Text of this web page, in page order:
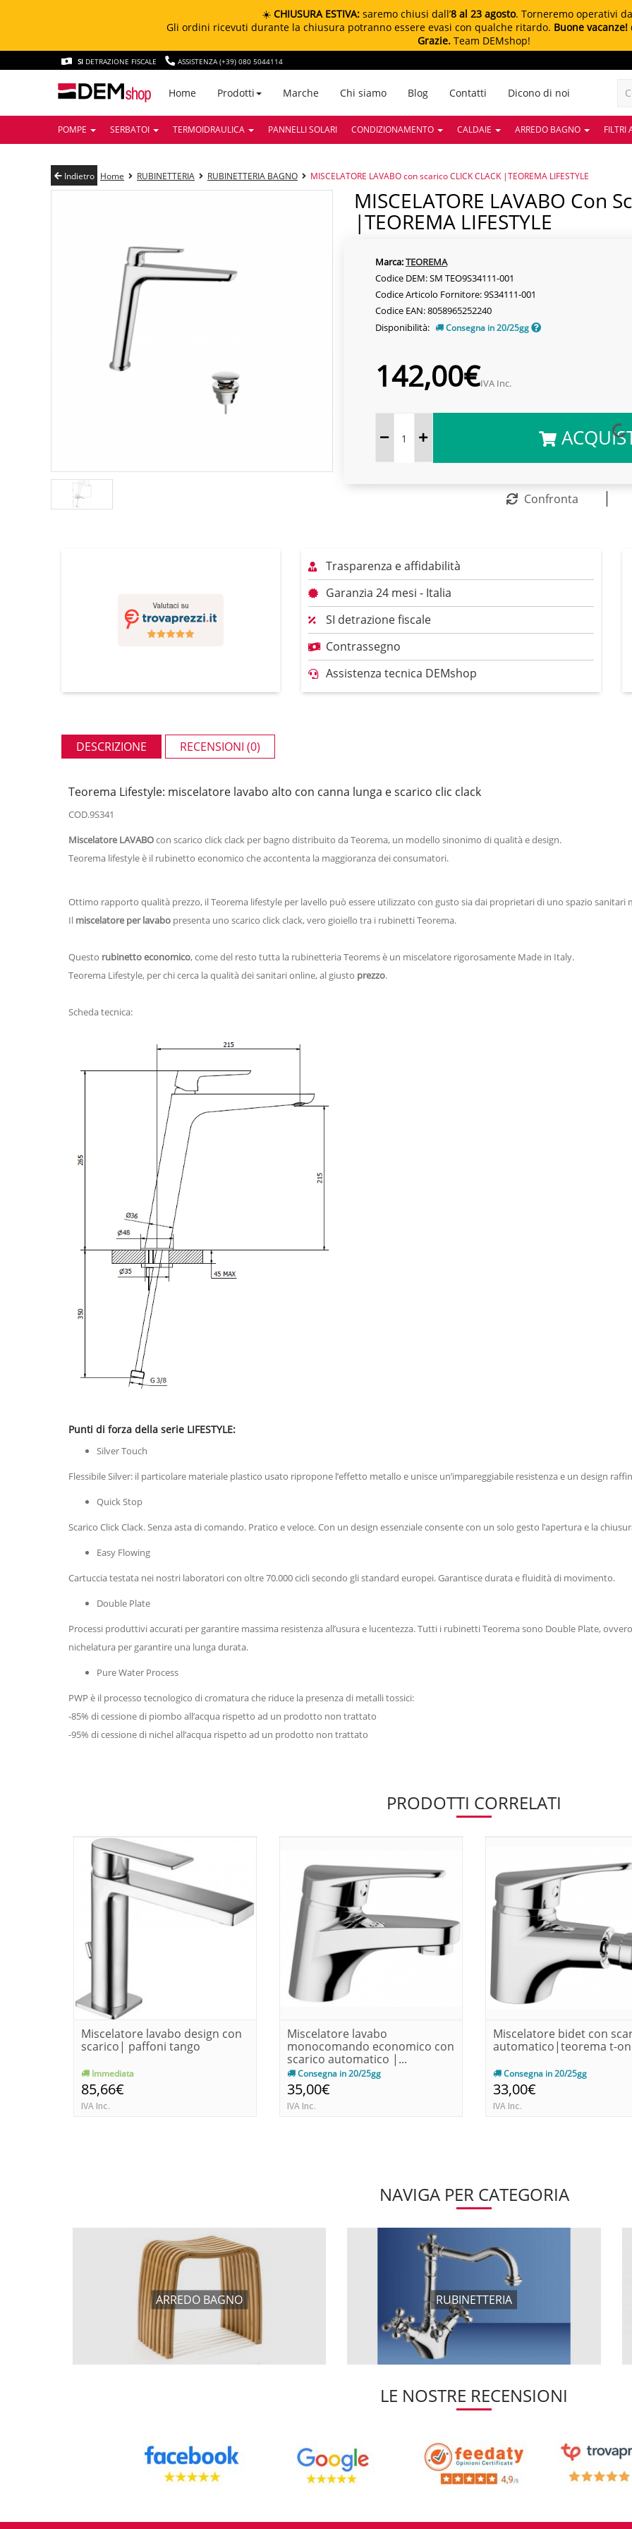
☀️ CHIUSURA ESTIVA: saremo chiusi dall’8 al 23 agosto. Torneremo operativi
Gli ordini ricevuti durante la chiusura potranno essere evasi con qualche ritardo. Buone vacanze!
Grazie. Team DEMshop!
SI DETRAZIONE FISCALE ASSISTENZA (+39) 080 5044114
Home Prodotti Marche Chi siamo Blog Contatti Dicono di noi
POMPE SERBATOI TERMOIDRAULICA PANNELLI SOLARI CONDIZIONAMENTO CALDAIE ARREDO BAGNO FILTRI
Indietro Home RUBINETTERIA RUBINETTERIA BAGNO MISCELATORE LAVABO con scarico CLICK CLACK |TEOREMA LIFESTYLE
MISCELATORE LAVABO Con Scarico CLICK CLACK
|TEOREMA LIFESTYLE
Marca:TEOREMA
Codice DEM: SM TEO9S34111-001
Codice Articolo Fornitore: 9S34111-001
Codice EAN: 8058965252240
Disponibilità:
Consegna in 20/25gg
142,00€IVA Inc.
Confronta
Trasparenza e affidabilità
Garanzia 24 mesi - Italia
SI detrazione fiscale
Contrassegno
Assistenza tecnica DEMshop
DESCRIZIONE RECENSIONI (0)
Teorema Lifestyle: miscelatore lavabo alto con canna lunga e scarico clic clack
COD.9S341
Miscelatore LAVABOcon scarico click clack per bagno distribuito da Teorema, un modello sinonimo di qualità e design.
Teorema lifestyle è il rubinetto economico che accontenta la maggioranza dei consumatori.
Ottimo rapporto qualità prezzo, il Teorema lifestyle per lavello può essere utilizzato con gusto sia dai proprietari di uno spazio sanitari
Il miscelatore per lavabo presenta uno scarico click clack, vero gioiello tra i rubinetti Teorema.
Questo rubinetto economico, come del resto tutta la rubinetteria Teorems è un miscelatore rigorosamente Made in Italy.
Teorema Lifestyle, per chi cerca la qualità dei sanitari online, al giusto prezzo.
Scheda tecnica:
Punti di forza della serie LIFESTYLE:
Silver Touch
Flessibile Silver: il particolare materiale plastico usato ripropone l’effetto metallo e unisce un’impareggiabile resistenza e un design
Quick Stop
Scarico Click Clack. Senza asta di comando. Pratico e veloce. Con un design essenziale consente con un solo gesto l’apertura e la
Easy Flowing
Cartuccia testata nei nostri laboratori con oltre 70.000 cicli secondo gli standard europei. Garantisce durata e fluidità di movimento.
Double Plate
Processi produttivi accurati per garantire massima resistenza all’usura e lucentezza. Tutti i rubinetti Teorema sono Double Plate,
nichelatura per garantire una lunga durata.
Pure Water Process
PWP è il processo tecnologico di cromatura che riduce la presenza di metalli tossici:
-85% di cessione di piombo all’acqua rispetto ad un prodotto non trattato
-95% di cessione di nichel all’acqua rispetto ad un prodotto non trattato
PRODOTTI CORRELATI
Miscelatore lavabo design con
scarico| paffoni tango
Immediata
85,66€
IVA Inc.
Miscelatore lavabo
monocomando economico con
scarico automatico |...
Consegna in 20/25gg
35,00€
IVA Inc.
Miscelatore bidet con
automatico|teorema t-
Consegna in 20/25gg
33,00€
IVA Inc.
NAVIGA PER CATEGORIA
ARREDO BAGNO RUBINETTERIA
LE NOSTRE RECENSIONI